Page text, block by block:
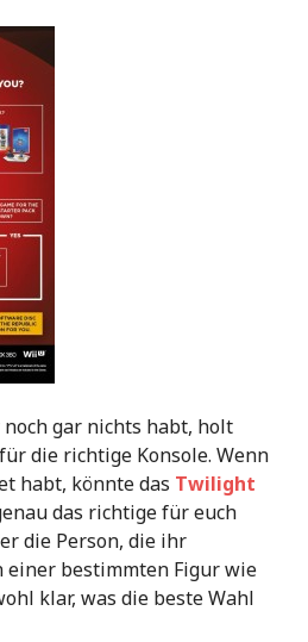
gar nichts habt, holt
für die richtige Konsole. Wenn
habt, könnte das Twilight
das richtige für euch
die Person, die ihr
einer bestimmten Figur wie
klar, was die beste Wahl